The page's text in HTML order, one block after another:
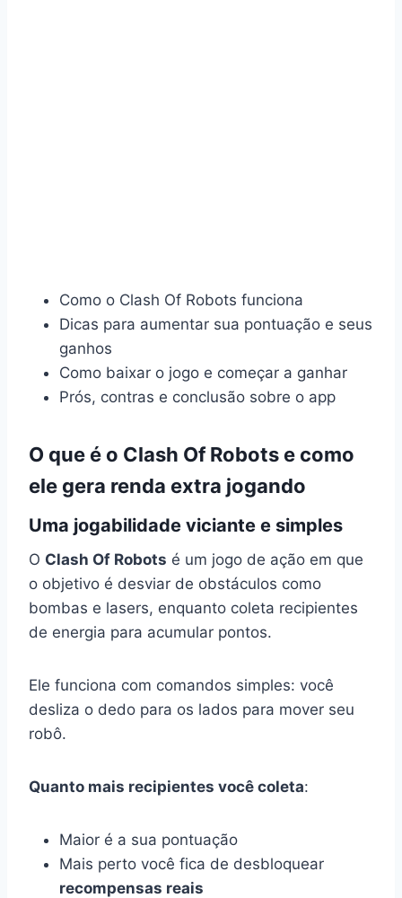
Como o Clash Of Robots funciona
Dicas para aumentar sua pontuação e seus
ganhos
Como baixar o jogo e começar a ganhar
Prós, contras e conclusão sobre o app
O que é o Clash Of Robots e como
ele gera renda extra jogando
Uma jogabilidade viciante e simples
O Clash Of Robots é um jogo de ação em que
o objetivo é desviar de obstáculos como
bombas e lasers, enquanto coleta recipientes
de energia para acumular pontos.
Ele funciona com comandos simples: você
desliza o dedo para os lados para mover seu
robô.
Quanto mais recipientes você coleta:
Maior é a sua pontuação
Mais perto você fica de desbloquear
recompensas reais